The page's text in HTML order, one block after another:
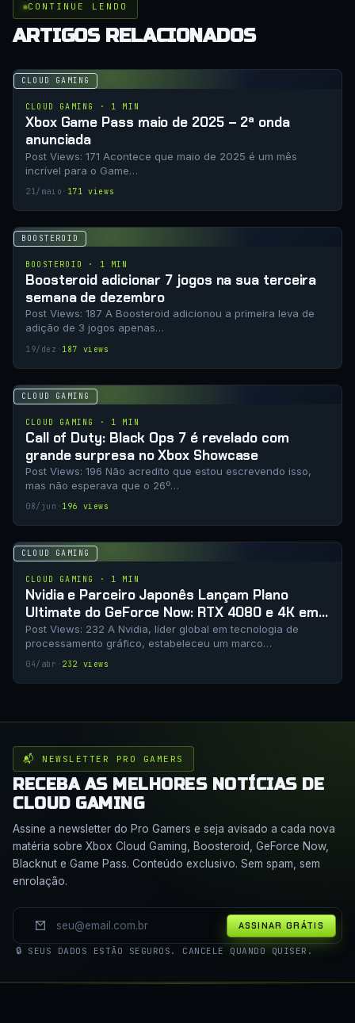
CONTINUE LENDO
ARTIGOS RELACIONADOS
CLOUD GAMING
CLOUD GAMING · 1 MIN
Xbox Game Pass maio de 2025 – 2ª onda
anunciada
Post Views: 171 Acontece que maio de 2025 é um mês
incrível para o Game…
21/maio · 171 views
BOOSTEROID
BOOSTEROID · 1 MIN
Boosteroid adicionar 7 jogos na sua terceira
semana de dezembro
Post Views: 187 A Boosteroid adicionou a primeira leva de
adição de 3 jogos apenas…
19/dez · 187 views
CLOUD GAMING
CLOUD GAMING · 1 MIN
Call of Duty: Black Ops 7 é revelado com
grande surpresa no Xbox Showcase
Post Views: 196 Não acredito que estou escrevendo isso,
mas não esperava que o 26º…
08/jun · 196 views
CLOUD GAMING
CLOUD GAMING · 1 MIN
Nvidia e Parceiro Japonês Lançam Plano
Ultimate do GeForce Now: RTX 4080 e 4K em
Estreia Histórica
Post Views: 232 A Nvidia, líder global em tecnologia de
processamento gráfico, estabeleceu um marco…
04/abr · 232 views
📬 NEWSLETTER PRO GAMERS
RECEBA AS MELHORES NOTÍCIAS DE
CLOUD GAMING
Assine a newsletter do Pro Gamers e seja avisado a cada nova
matéria sobre Xbox Cloud Gaming, Boosteroid, GeForce Now,
Blacknut e Game Pass. Conteúdo exclusivo. Sem spam, sem
enrolação.
ASSINAR GRÁTIS
🔒 SEUS DADOS ESTÃO SEGUROS. CANCELE QUANDO QUISER.